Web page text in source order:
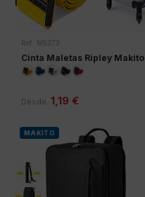
Ref: M5373
Cinta Maletas Ripley Makito
Desde 1,19 €
MAKITO